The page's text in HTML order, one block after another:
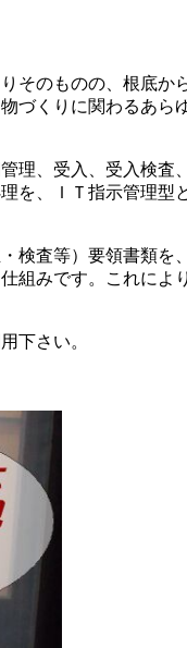
のものの、根底
くりに関わるあ
理、受入、受入検
、ＩＴ指示管理
査等）要領書類
組みです。これに
下さい。